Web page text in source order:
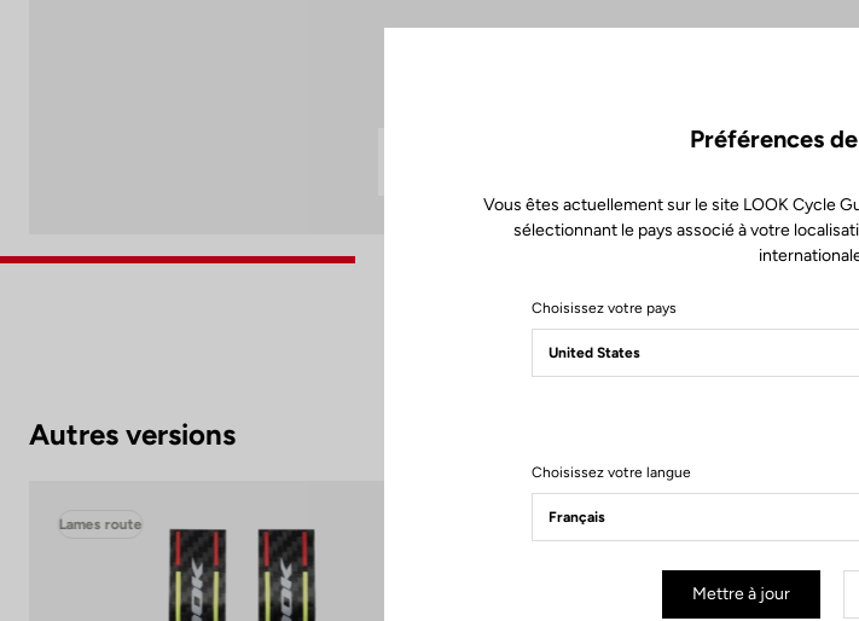
Autres versions
Lames route Lames route
Préférences
Vous êtes actuellement sur le site LOOK Cycle
sélectionnant le pays associé à votre
Choisissez votre pays
Choisissez votre langue
Mettre à jour